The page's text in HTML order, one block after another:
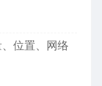
、位置、网络